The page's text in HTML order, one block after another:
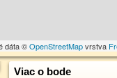
dáta ©OpenStreetMapvrstva
Viac o bode